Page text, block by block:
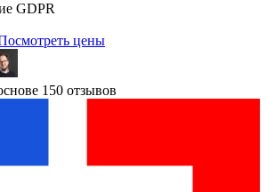
GDPR
цены
150 отзывов